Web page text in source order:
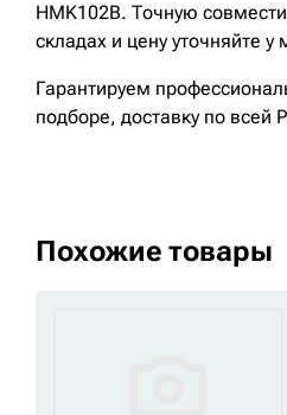
HMK102B. Точную
складах и цену уточняйте
Гарантируем
подборе, доставку по всей
Похожие товары